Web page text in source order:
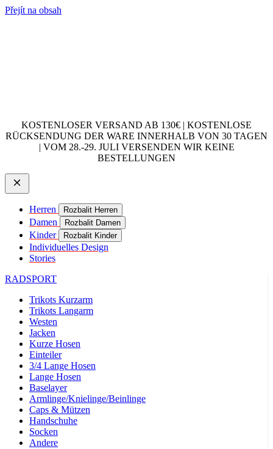
Přejít na obsah
KOSTENLOSER VERSAND AB 130€ | KOSTENLOSE
RÜCKSENDUNG DER WARE INNERHALB VON 30 TAGEN
| VOM 28.-29. JULI VERSENDEN WIR KEINE
BESTELLUNGEN
Herren Rozbalit Herren
Damen Rozbalit Damen
Kinder Rozbalit Kinder
Individuelles Design
Stories
RADSPORT
Trikots Kurzarm
Trikots Langarm
Westen
Jacken
Kurze Hosen
Einteiler
3/4 Lange Hosen
Lange Hosen
Baselayer
Armlinge/Knielinge/Beinlinge
Caps & Mützen
Handschuhe
Socken
Andere